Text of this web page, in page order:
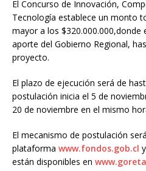
El Concurso de Innovación,
Tecnología establece un monto
mayor a los $320.000.000,donde
aporte del Gobierno Regional,
proyecto.
El plazo de ejecución será de
postulación inicia el 5 de
20 de noviembre en el mismo
El mecanismo de postulación
plataforma www.fondos.gob.cl
están disponibles en